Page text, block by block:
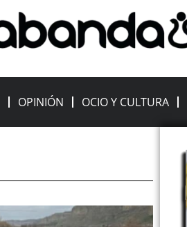
OPINIÓN OCIO Y CULTURA